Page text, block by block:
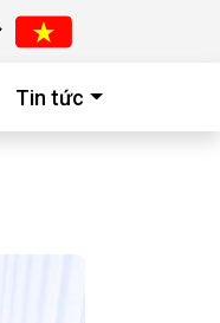
Tin tức